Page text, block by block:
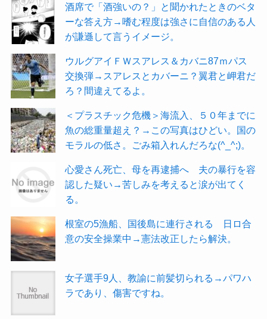
酒席で「酒強いの？」と聞かれたときのベタ
ーな答え方→嗜む程度は強さに自信のある人
が謙遜して言うイメージ。
ウルグアイＦＷスアレス＆カバニ87ｍパス
交換弾→スアレスとカバーニ？翼君と岬君だ
ろ？間違えてるよ。
＜プラスチック危機＞海流入、５０年までに
魚の総重量超え？→この写真はひどい。国の
モラルの低さ。ごみ箱入れんだろな(^_^;)。
心愛さん死亡、母を再逮捕へ 夫の暴行を容
認した疑い→苦しみを考えると涙が出てく
る。
根室の5漁船、国後島に連行される 日ロ合
意の安全操業中→憲法改正したら解決。
女子選手9人、教諭に前髪切られる→パワハ
ラであり、傷害ですね。